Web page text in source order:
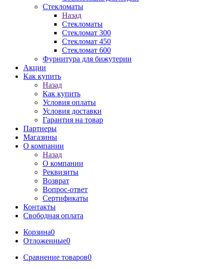
Стекломаты
Назад
Стекломаты
Стекломат 300
Стекломат 450
Стекломат 600
Фурнитура для бижутерии
Акции
Как купить
Назад
Как купить
Условия оплаты
Условия доставки
Гарантия на товар
Партнеры
Магазины
О компании
Назад
О компании
Реквизиты
Возврат
Вопрос-ответ
Сертификаты
Контакты
Свободная оплата
Корзина0
Отложенные0
Сравнение товаров0